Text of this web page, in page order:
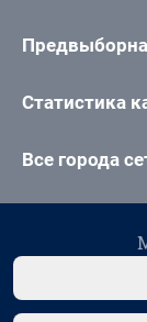
Статистика
Все города